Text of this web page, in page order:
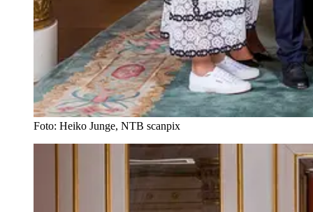
Foto: Heiko Junge, NTB scanpix